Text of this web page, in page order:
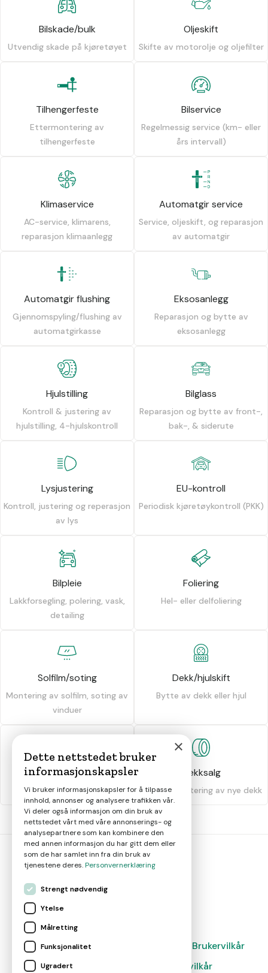
Bilskade/bulk
Utvendig skade på kjøretøyet
Oljeskift
Skifte av motorolje og oljefilter
Tilhengerfeste
Ettermontering av
tilhengerfeste
Bilservice
Regelmessig service (km- eller
års intervall)
Klimaservice
AC-service, klimarens,
reparasjon klimaanlegg
Automatgir service
Service, oljeskift, og reparasjon
av automatgir
Automatgir flushing
Gjennomspyling/flushing av
automatgirkasse
Eksosanlegg
Reparasjon og bytte av
eksosanlegg
Hjulstilling
Kontroll & justering av
hjulstilling, 4-hjulskontroll
Bilglass
Reparasjon og bytte av front-,
bak-, & siderute
Lysjustering
Kontroll, justering og reperasjon
av lys
EU-kontroll
Periodisk kjøretøykontroll (PKK)
Bilpleie
Lakkforsegling, polering, vask,
detailing
Foliering
Hel- eller delfoliering
Solfilm/soting
Montering av solfilm, soting av
vinduer
Dekk/hjulskift
Bytte av dekk eller hjul
Dekkhotell
Oppbevaring av dekk
Dekksalg
Salg og montering av nye dekk
smart
Magasin Nyheter
Brukervilkår
Leverandørvilkår
Leverandørvilkår
×
Dette nettstedet bruker
informasjonskapsler
Vi bruker informasjonskapsler for å tilpasse
innhold, annonser og analysere trafikken vår.
Vi deler også informasjon om din bruk av
nettstedet vårt med våre annonserings- og
analysepartnere som kan kombinere den
med annen informasjon du har gitt dem eller
som de har samlet inn fra din bruk av
tjenestene deres.Personvernerklæring
Strengt nødvendig
Ytelse
Målretting
Funksjonalitet
Ugradert